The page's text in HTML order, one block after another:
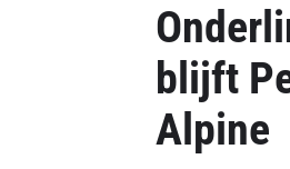
blijft
Alpine